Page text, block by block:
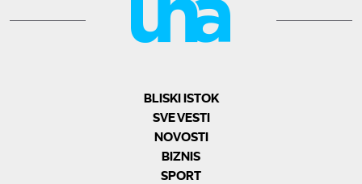
BLISKI ISTOK
SVE VESTI
NOVOSTI
BIZNIS
SPORT